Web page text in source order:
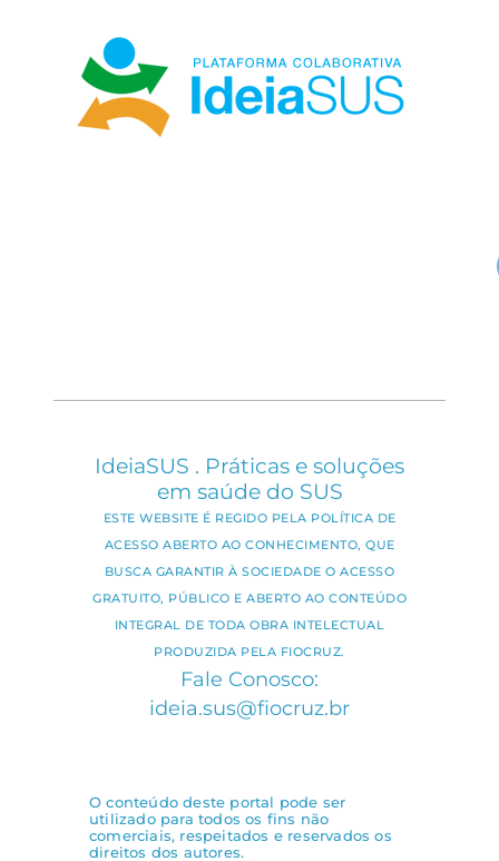
IdeiaSUS . Práticas e soluções
em saúde do SUS
ESTE WEBSITE É REGIDO PELA POLÍTICA DE
ACESSO ABERTO AO CONHECIMENTO, QUE
BUSCA GARANTIR À SOCIEDADE O ACESSO
GRATUITO, PÚBLICO E ABERTO AO CONTEÚDO
INTEGRAL DE TODA OBRA INTELECTUAL
PRODUZIDA PELA FIOCRUZ.
Fale Conosco:
ideia.sus@fiocruz.br
O conteúdo deste portal pode ser
utilizado para todos os fins não
comerciais, respeitados e reservados os
direitos dos autores.